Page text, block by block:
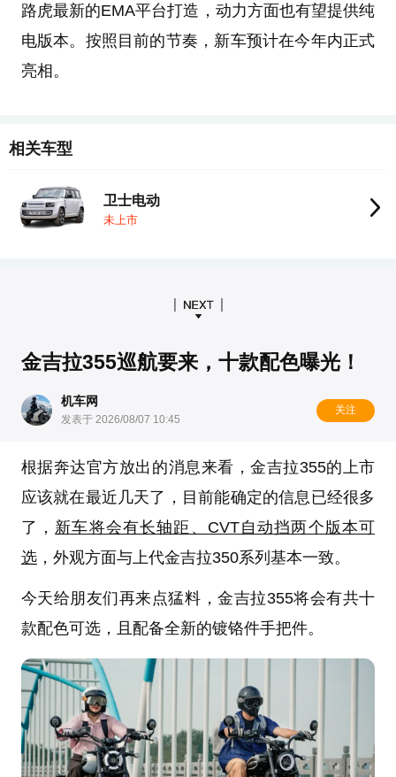
路虎最新的EMA平台打造，动力方面也有望提供纯
电版本。按照目前的节奏，新车预计在今年内正式
亮相。
相关车型
卫士电动
未上市
金吉拉355巡航要来，十款配色曝光！
机车网
发表于 2026/08/07 10:45
关注
根据奔达官方放出的消息来看，金吉拉355的上市
应该就在最近几天了，目前能确定的信息已经很多
了， 新车将会有长轴距、CVT自动挡两个版本可
选，外观方面与上代金吉拉350系列基本一致。
今天给朋友们再来点猛料，金吉拉355将会有共十
款配色可选，且配备全新的镀铬件手把件。